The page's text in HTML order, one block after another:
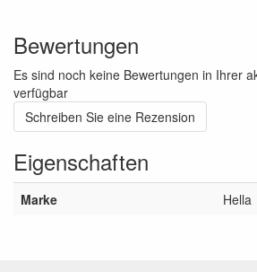
Bewertungen
Es sind noch keine Bewertungen in Ihrer
verfügbar
Schreiben Sie eine Rezension
Eigenschaften
Marke Hella